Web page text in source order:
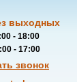
выходных
- 18:00
- 17:00
звонок